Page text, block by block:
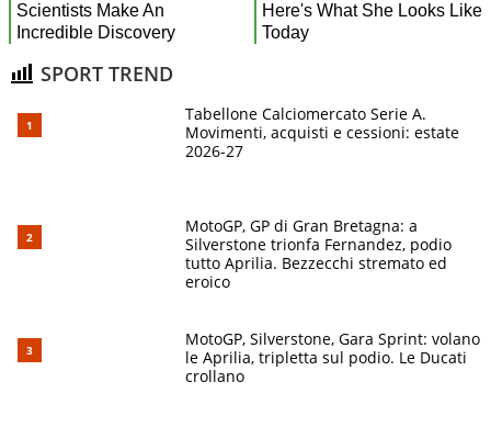
SPORT TREND
Tabellone Calciomercato Serie A.
Movimenti, acquisti e cessioni: estate
2026-27
MotoGP, GP di Gran Bretagna: a
Silverstone trionfa Fernandez, podio
tutto Aprilia. Bezzecchi stremato ed
eroico
MotoGP, Silverstone, Gara Sprint: volano
le Aprilia, tripletta sul podio. Le Ducati
crollano